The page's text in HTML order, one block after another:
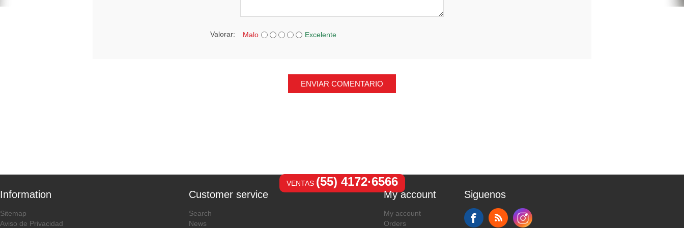
Valorar: Malo Excelente
ENVIAR COMENTARIO
VENTAS (55) 4172·6566
Information
Sitemap
Aviso de Privacidad
Customer service
Search
News
My account
My account
Orders
Siguenos